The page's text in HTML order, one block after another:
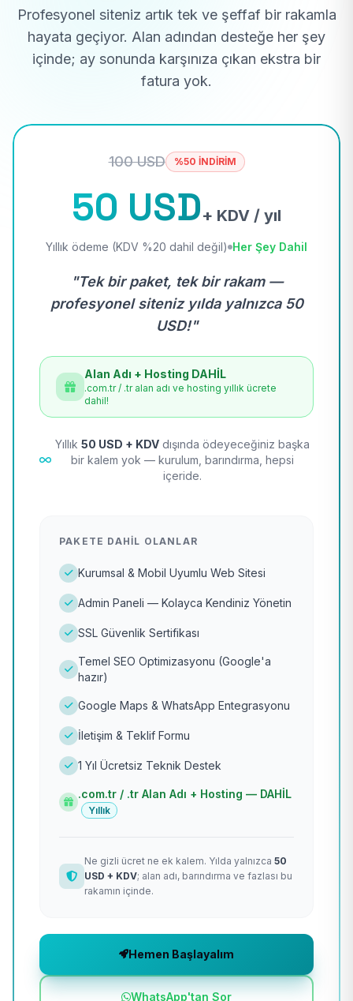
Profesyonel siteniz artık tek ve şeffaf bir rakamla
hayata geçiyor. Alan adından desteğe her şey
içinde; ay sonunda karşınıza çıkan ekstra bir
fatura yok.
100 USD %50 İNDİRİM
50 USD+ KDV / yıl
Yıllık ödeme (KDV %20 dahil değil) Her Şey Dahil
"Tek bir paket, tek bir rakam —
profesyonel siteniz yılda yalnızca 50
USD!"
Alan Adı + Hosting DAHİL
.com.tr / .tr alan adı ve hosting yıllık ücrete
dahil!
Yıllık 50 USD + KDV dışında ödeyeceğiniz başka
bir kalem yok — kurulum, barındırma, hepsi
içeride.
PAKETE DAHIL OLANLAR
Kurumsal & Mobil Uyumlu Web Sitesi
Admin Paneli — Kolayca Kendiniz Yönetin
SSL Güvenlik Sertifikası
Temel SEO Optimizasyonu (Google'a
hazır)
Google Maps & WhatsApp Entegrasyonu
İletişim & Teklif Formu
1 Yıl Ücretsiz Teknik Destek
.com.tr / .tr Alan Adı + Hosting — DAHİL
Yıllık
Ne gizli ücret ne ek kalem. Yılda yalnızca 50
USD + KDV; alan adı, barındırma ve fazlası bu
rakamın içinde.
Hemen Başlayalım
WhatsApp'tan Sor